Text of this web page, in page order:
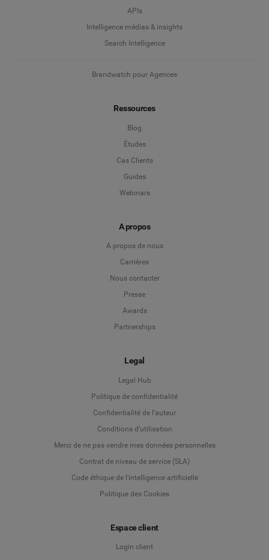
APIs
Intelligence médias & insights
Search Intelligence
Brandwatch pour Agences
Ressources
Blog
Études
Cas Clients
Guides
Webinars
A propos
A propos de nous
Carrières
Nous contacter
Presse
Awards
Partnerships
Legal
Legal Hub
Politique de confidentialité
Confidentialité de l’auteur
Conditions d’utilisation
Merci de ne pas vendre mes données personnelles
Contrat de niveau de service (SLA)
Code éthique de l'intelligence artificielle
Politique des Cookies
Espace client
Login client
English
Español